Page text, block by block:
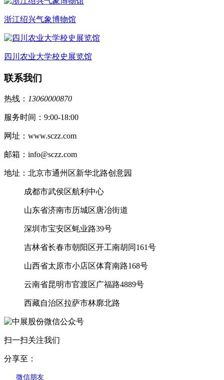
浙江绍兴气象博物馆
四川农业大学校史展览馆
联系我们
热线： 13060000870
服务时间：9:00-18:00
网址：www.sczz.com
邮箱：info@sczz.com
地址：北京市通州区新华北路创意园
成都市武侯区航利中心
山东省济南市历城区唐冶街道
深圳市宝安区蚝业路39号
吉林省长春市朝阳区开工南胡同161号
山西省太原市小店区体育南路168号
云南省昆明市官渡区广福路4889号
西藏自治区拉萨市林廓北路
扫一扫关注我们
分享至：
微信朋友